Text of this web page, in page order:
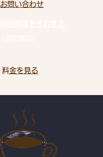
お問い合わせ​
​料金を見る